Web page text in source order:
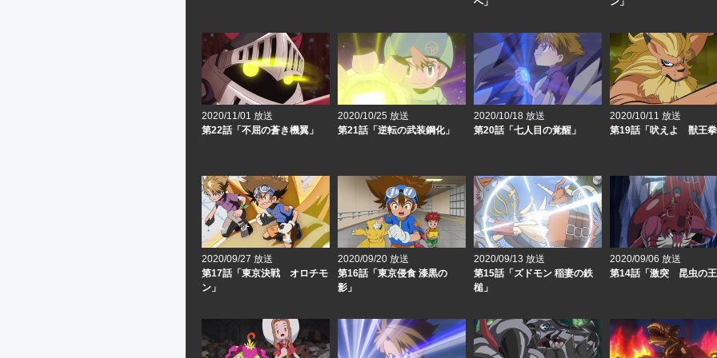
2020/11/01 放送
第22話「不屈の蒼き機翼」
2020/10/25 放送
第21話「逆転の武装鋼化」
2020/10/18 放送
第20話「七人目の覚醒」
2020/10/11 放送
第19話「吠えよ 獣王
2020/09/27 放送
第17話「東京決戦 オロチモ
ン」
2020/09/20 放送
第16話「東京侵食 漆黒の
影」
2020/09/13 放送
第15話「ズドモン 稲妻の鉄
槌」
2020/09/06 放送
第14話「激突 昆虫の